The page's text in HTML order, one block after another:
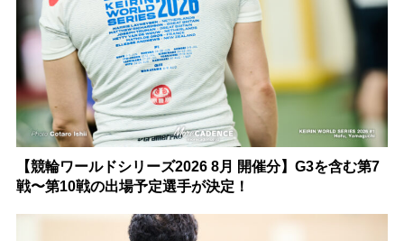
【競輪ワールドシリーズ2026 8月 開催分】G3を含む第7
戦〜第10戦の出場予定選手が決定！